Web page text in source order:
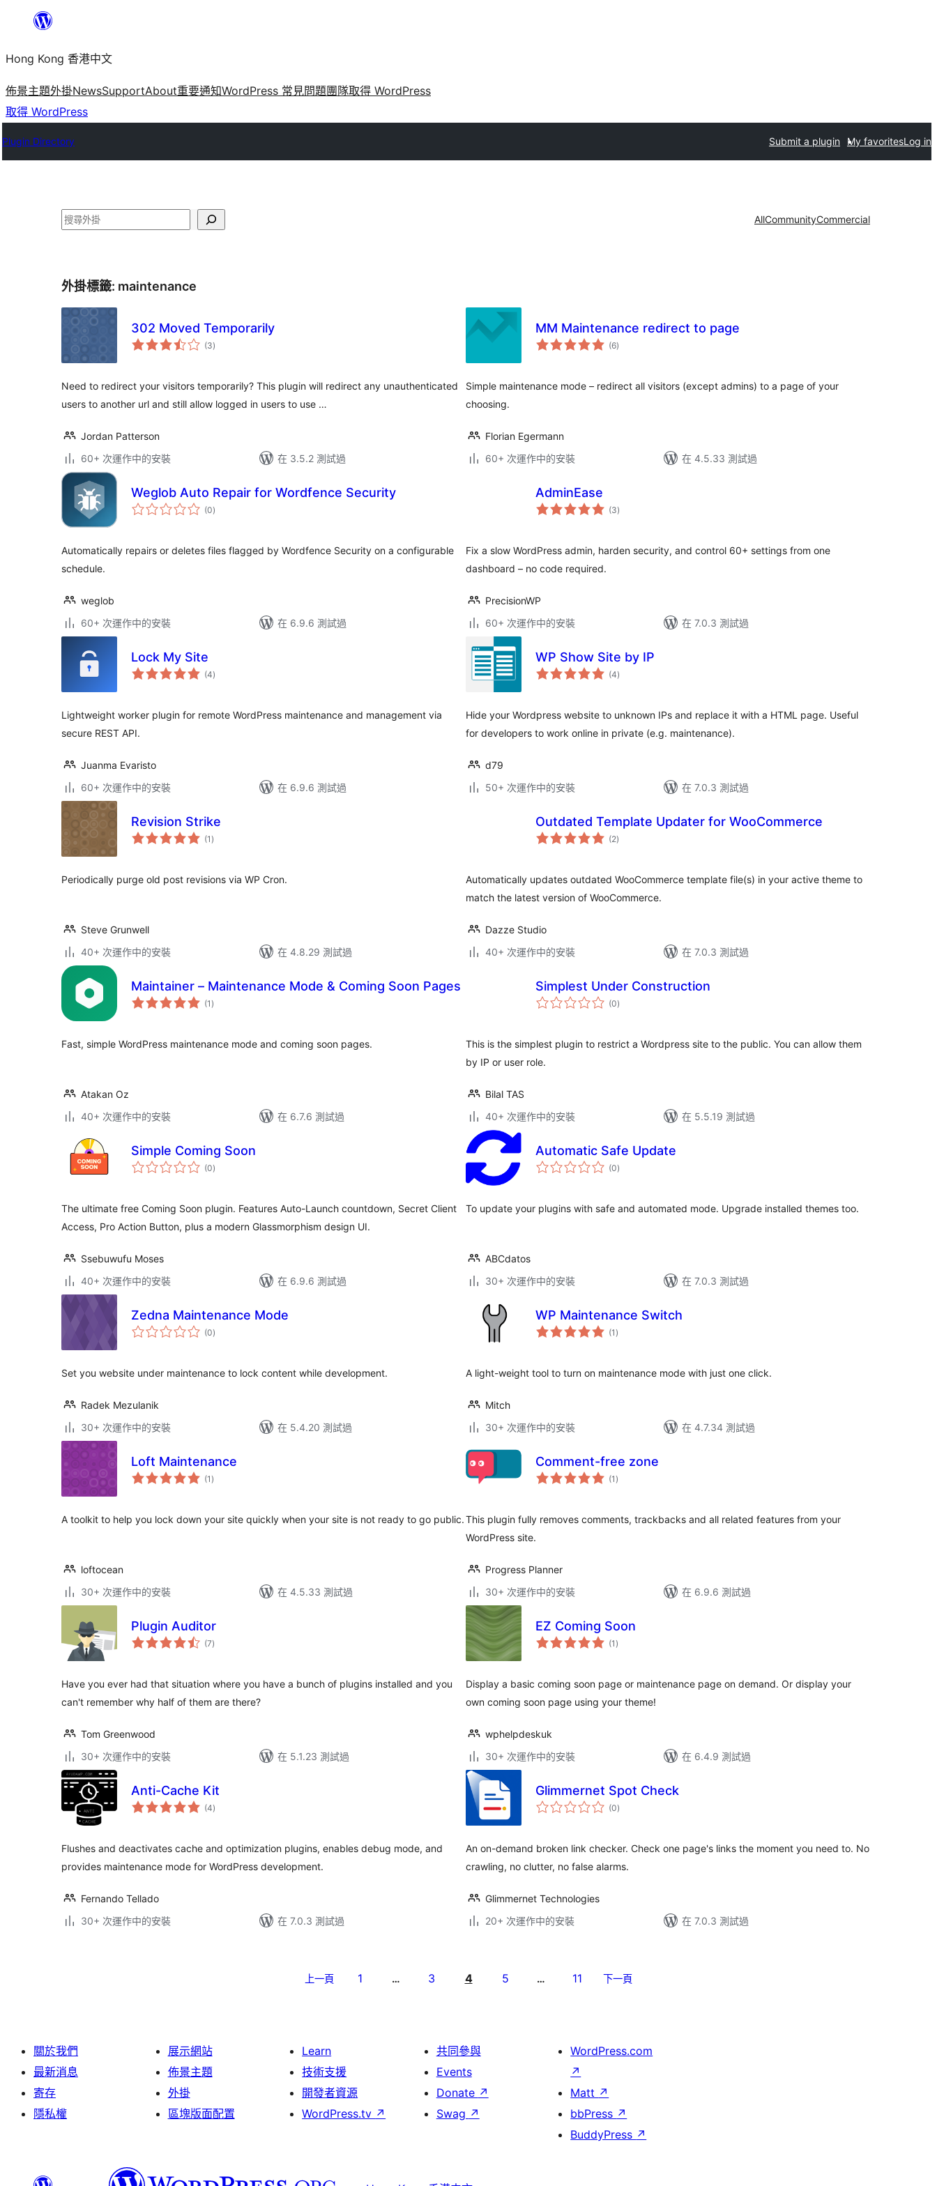
主
要
內
容
Hong Kong 香港中文
佈景主題外掛NewsSupportAbout重要通知WordPress 常見問題團隊取得 WordPress
取得 WordPress
Plugin Directory Submit a plugin My favoritesLog in
搜
AllCommunityCommercial
外掛標籤: maintenance
302 Moved Temporarily
(3總
評)
Need to redirect your visitors temporarily? This plugin will redirect any unauthenticated
users to another url and still allow logged in users to use …
Jordan Patterson
60+ 次運作中的安裝
在 3.5.2 測試過
MM Maintenance redirect to page
(6總
評)
Simple maintenance mode – redirect all visitors (except admins) to a page of your
choosing.
Florian Egermann
60+ 次運作中的安裝
在 4.5.33 測試過
Weglob Auto Repair for Wordfence Security
(0總
評)
Automatically repairs or deletes files flagged by Wordfence Security on a configurable
schedule.
weglob
60+ 次運作中的安裝
在 6.9.6 測試過
AdminEase
(3總
評)
Fix a slow WordPress admin, harden security, and control 60+ settings from one
dashboard – no code required.
PrecisionWP
60+ 次運作中的安裝
在 7.0.3 測試過
Lock My Site
(4總
評)
Lightweight worker plugin for remote WordPress maintenance and management via
secure REST API.
Juanma Evaristo
60+ 次運作中的安裝
在 6.9.6 測試過
WP Show Site by IP
(4總
評)
Hide your Wordpress website to unknown IPs and replace it with a HTML page. Useful
for developers to work online in private (e.g. maintenance).
d79
50+ 次運作中的安裝
在 7.0.3 測試過
Revision Strike
(1 總
評)
Periodically purge old post revisions via WP Cron.
Steve Grunwell
40+ 次運作中的安裝
在 4.8.29 測試過
Outdated Template Updater for WooCommerce
(2總
評)
Automatically updates outdated WooCommerce template file(s) in your active theme to
match the latest version of WooCommerce.
Dazze Studio
40+ 次運作中的安裝
在 7.0.3 測試過
Maintainer – Maintenance Mode & Coming Soon Pages
(1 總
評)
Fast, simple WordPress maintenance mode and coming soon pages.
Atakan Oz
40+ 次運作中的安裝
在 6.7.6 測試過
Simplest Under Construction
(0總
評)
This is the simplest plugin to restrict a Wordpress site to the public. You can allow them
by IP or user role.
Bilal TAS
40+ 次運作中的安裝
在 5.5.19 測試過
Simple Coming Soon
(0總
評)
The ultimate free Coming Soon plugin. Features Auto-Launch countdown, Secret Client
Access, Pro Action Button, plus a modern Glassmorphism design UI.
Ssebuwufu Moses
40+ 次運作中的安裝
在 6.9.6 測試過
Automatic Safe Update
(0總
評)
To update your plugins with safe and automated mode. Upgrade installed themes too.
ABCdatos
30+ 次運作中的安裝
在 7.0.3 測試過
Zedna Maintenance Mode
(0總
評)
Set you website under maintenance to lock content while development.
Radek Mezulanik
30+ 次運作中的安裝
在 5.4.20 測試過
WP Maintenance Switch
(1 總
評)
A light-weight tool to turn on maintenance mode with just one click.
Mitch
30+ 次運作中的安裝
在 4.7.34 測試過
Loft Maintenance
(1 總
評)
A toolkit to help you lock down your site quickly when your site is not ready to go public.
loftocean
30+ 次運作中的安裝
在 4.5.33 測試過
Comment-free zone
(1 總
評)
This plugin fully removes comments, trackbacks and all related features from your
WordPress site.
Progress Planner
30+ 次運作中的安裝
在 6.9.6 測試過
Plugin Auditor
(7總
評)
Have you ever had that situation where you have a bunch of plugins installed and you
can't remember why half of them are there?
Tom Greenwood
30+ 次運作中的安裝
在 5.1.23 測試過
EZ Coming Soon
(1 總
評)
Display a basic coming soon page or maintenance page on demand. Or display your
own coming soon page using your theme!
wphelpdeskuk
30+ 次運作中的安裝
在 6.4.9 測試過
Anti-Cache Kit
(4總
評)
Flushes and deactivates cache and optimization plugins, enables debug mode, and
provides maintenance mode for WordPress development.
Fernando Tellado
30+ 次運作中的安裝
在 7.0.3 測試過
Glimmernet Spot Check
(0總
評)
An on-demand broken link checker. Check one page's links the moment you need to. No
crawling, no clutter, no false alarms.
Glimmernet Technologies
20+ 次運作中的安裝
在 7.0.3 測試過
上一頁 1 … 3 4 5 … 11 下一頁
關於我們
最新消息
寄存
隱私權
展示網站
佈景主題
外掛
區塊版面配置
Learn
技術支援
開發者資源
WordPress.tv ↗
共同參與
Events
Donate ↗
Swag ↗
WordPress.com
↗
Matt ↗
bbPress ↗
BuddyPress ↗